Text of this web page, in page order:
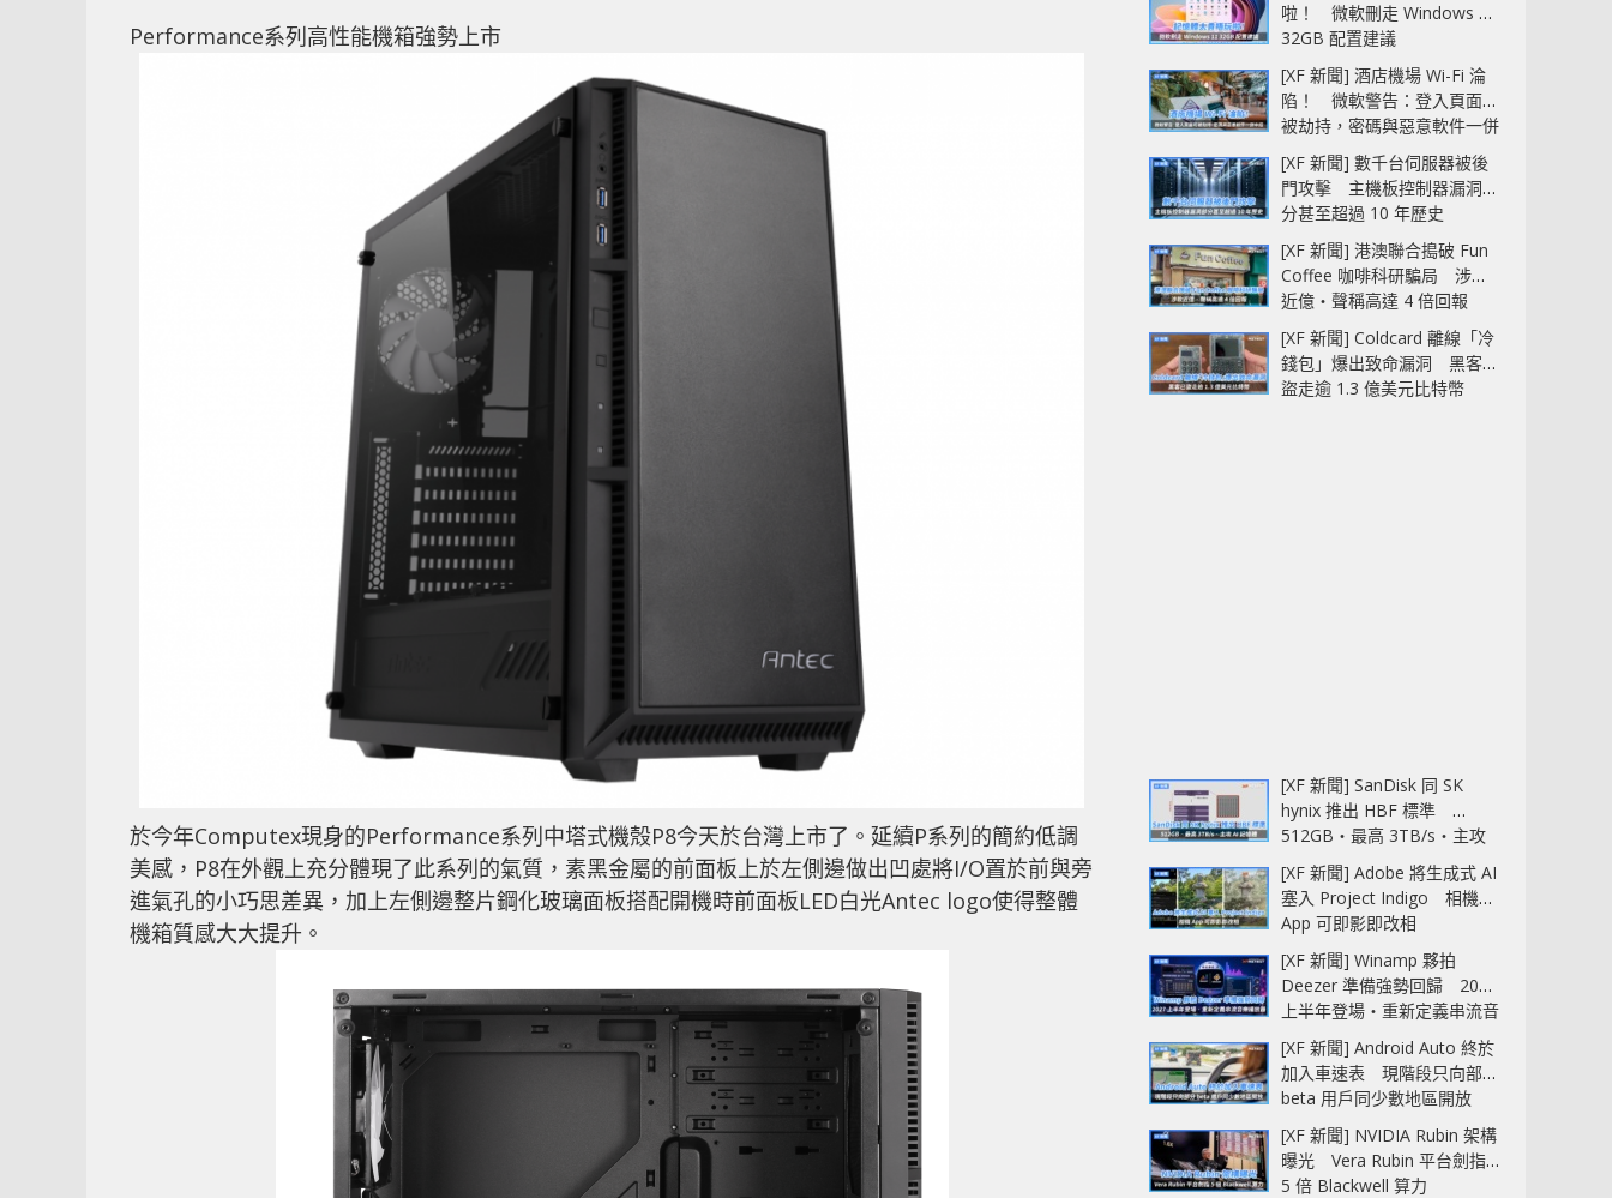
Performance系列高性能機箱強勢上市
於今年Computex現身的Performance系列中塔式機殼P8今天於台灣上市了。延續P系列的簡約低調
美感，P8在外觀上充分體現了此系列的氣質，素黑金屬的前面板上於左側邊做出凹處將I/O置於前與旁
進氣孔的小巧思差異，加上左側邊整片鋼化玻璃面板搭配開機時前面板LED白光Antec logo使得整體
機箱質感大大提升。
啦！ 微軟刪走 Windows 11
32GB 配置建議
[XF 新聞] 酒店機場 Wi-Fi 淪
陷！ 微軟警告：登入頁面可
被劫持，密碼與惡意軟件一併
中招
[XF 新聞] 數千台伺服器被後
門攻擊 主機板控制器漏洞部
分甚至超過 10 年歷史
[XF 新聞] 港澳聯合搗破 Fun
Coffee 咖啡科研騙局 涉款
近億‧聲稱高達 4 倍回報
[XF 新聞] Coldcard 離線「冷
錢包」爆出致命漏洞 黑客已
盜走逾 1.3 億美元比特幣
[XF 新聞] SanDisk 同 SK
hynix 推出 HBF 標準
512GB‧最高 3TB/s‧主攻
AI 記憶體
[XF 新聞] Adobe 將生成式 AI
塞入 Project Indigo 相機
App 可即影即改相
[XF 新聞] Winamp 夥拍
Deezer 準備強勢回歸 2027
上半年登場‧重新定義串流音
樂播放器
[XF 新聞] Android Auto 終於
加入車速表 現階段只向部分
beta 用戶同少數地區開放
[XF 新聞] NVIDIA Rubin 架構
曝光 Vera Rubin 平台劍指
5 倍 Blackwell 算力